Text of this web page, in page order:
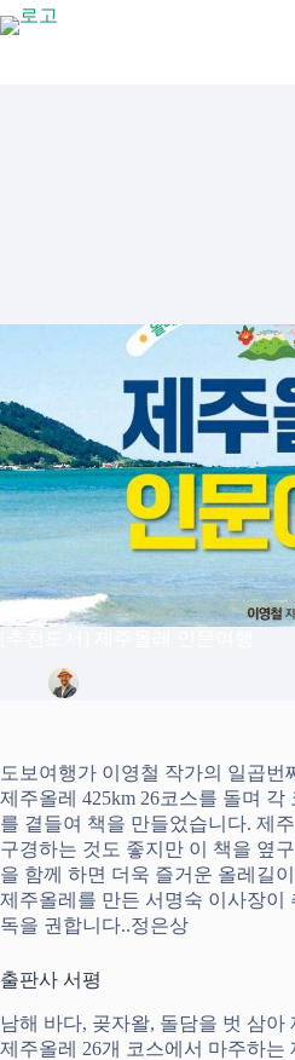
문
도보여행가 이영철 작가의 일곱번
제주올레 425km 26코스를 돌며
를 곁들여 책을 만들었습니다. 제
구경하는 것도 좋지만 이 책을 옆
을 함께 하면 더욱 즐거운 올레길
제주올레를 만든 서명숙 이사장이
독을 권합니다..정은상
출판사 서평
남해 바다, 곶자왈, 돌담을 벗 삼아
제주올레 26개 코스에서 마주하는